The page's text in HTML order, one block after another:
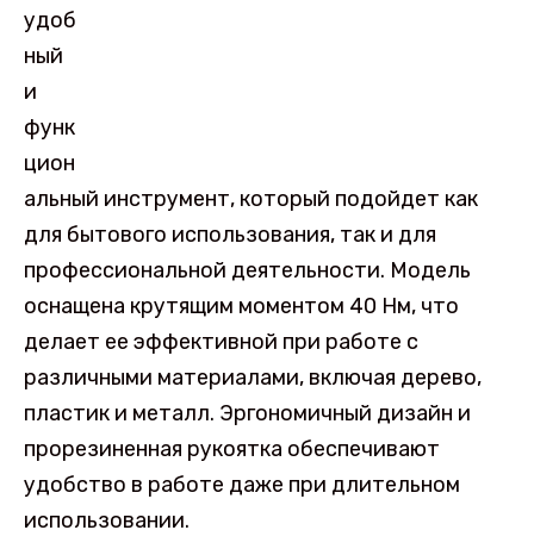
удоб
ный
и
функ
цион
альный инструмент, который подойдет как
для бытового использования, так и для
профессиональной деятельности. Модель
оснащена крутящим моментом 40 Нм, что
делает ее эффективной при работе с
различными материалами, включая дерево,
пластик и металл. Эргономичный дизайн и
прорезиненная рукоятка обеспечивают
удобство в работе даже при длительном
использовании.